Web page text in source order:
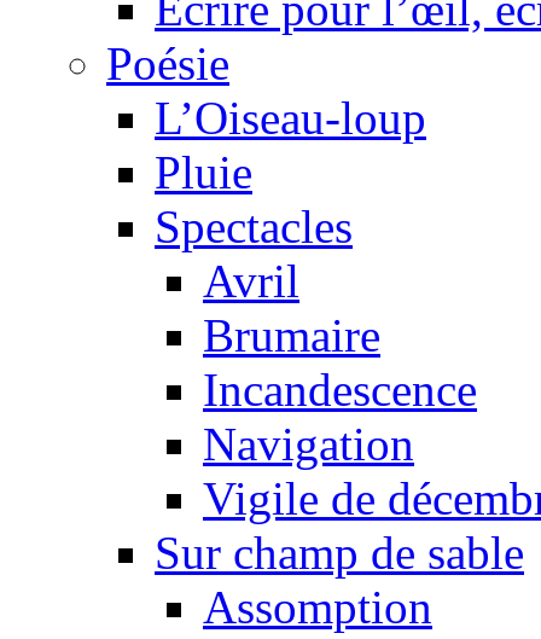
Poésie
L’Oiseau-loup
Pluie
Spectacles
Avril
Brumaire
Incandescence
Navigation
Vigile de
Sur champ de sable
Assomption